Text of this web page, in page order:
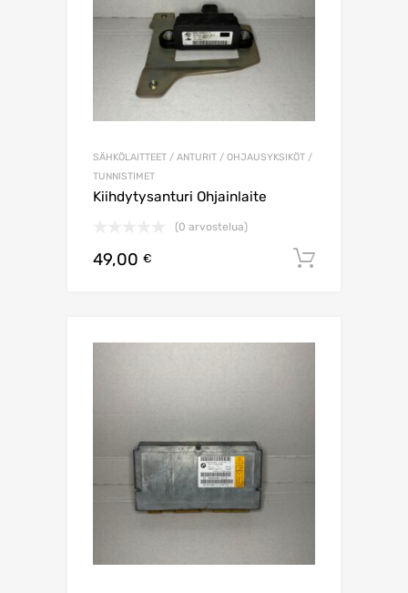
SÄHKÖLAITTEET / ANTURIT / OHJAUSYKSIKÖT /
TUNNISTIMET
Kiihdytysanturi Ohjainlaite
(0 arvostelua)
49,00 €